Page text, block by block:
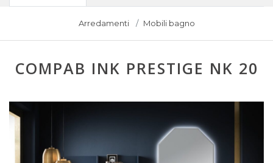
Arredamenti Mobili bagno
COMPAB INK PRESTIGE NK 20